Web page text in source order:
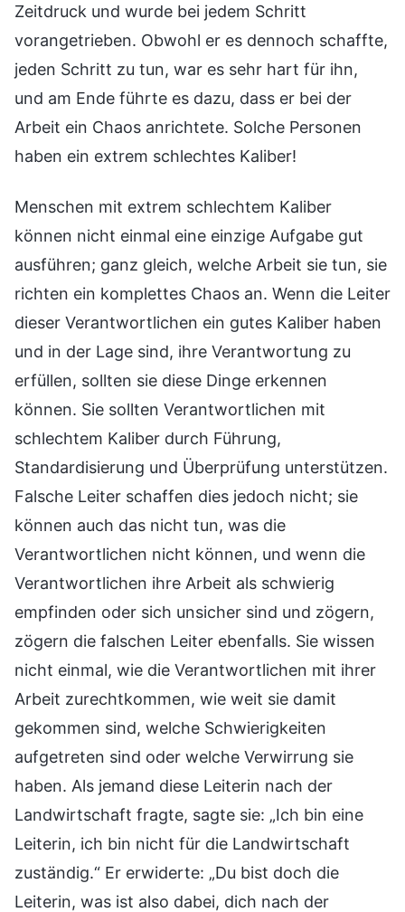
Zeitdruck und wurde bei jedem Schritt
vorangetrieben. Obwohl er es dennoch schaffte,
jeden Schritt zu tun, war es sehr hart für ihn,
und am Ende führte es dazu, dass er bei der
Arbeit ein Chaos anrichtete. Solche Personen
haben ein extrem schlechtes Kaliber!
Menschen mit extrem schlechtem Kaliber
können nicht einmal eine einzige Aufgabe gut
ausführen; ganz gleich, welche Arbeit sie tun, sie
richten ein komplettes Chaos an. Wenn die Leiter
dieser Verantwortlichen ein gutes Kaliber haben
und in der Lage sind, ihre Verantwortung zu
erfüllen, sollten sie diese Dinge erkennen
können. Sie sollten Verantwortlichen mit
schlechtem Kaliber durch Führung,
Standardisierung und Überprüfung unterstützen.
Falsche Leiter schaffen dies jedoch nicht; sie
können auch das nicht tun, was die
Verantwortlichen nicht können, und wenn die
Verantwortlichen ihre Arbeit als schwierig
empfinden oder sich unsicher sind und zögern,
zögern die falschen Leiter ebenfalls. Sie wissen
nicht einmal, wie die Verantwortlichen mit ihrer
Arbeit zurechtkommen, wie weit sie damit
gekommen sind, welche Schwierigkeiten
aufgetreten sind oder welche Verwirrung sie
haben. Als jemand diese Leiterin nach der
Landwirtschaft fragte, sagte sie: „Ich bin eine
Leiterin, ich bin nicht für die Landwirtschaft
zuständig.“ Er erwiderte: „Du bist doch die
Leiterin, was ist also dabei, dich nach der